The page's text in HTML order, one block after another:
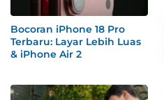
Bocoran iPhone 18 Pro
Terbaru: Layar Lebih Luas
& iPhone Air 2